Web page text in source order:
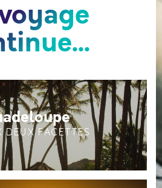
DEUX FACETTES